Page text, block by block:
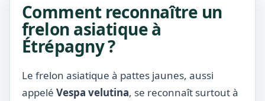
Comment reconnaître un
frelon asiatique à
Étrépagny ?
Le frelon asiatique à pattes jaunes, aussi
appelé Vespa velutina, se reconnaît surtout à